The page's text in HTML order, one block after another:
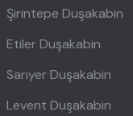
Şirintepe Duşakabin
Etiler Duşakabin
Sarıyer Duşakabin
Levent Duşakabin